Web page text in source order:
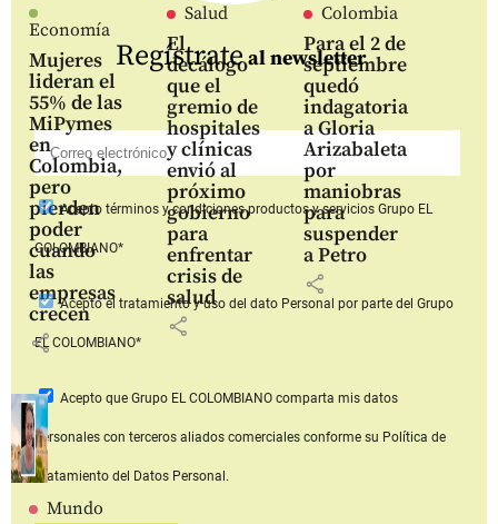
Economía
Mujeres
lideran el
55% de las
MiPymes
en
Colombia,
pero
pierden
poder
cuando
las
empresas
crecen
share
Salud
El
decálogo
que el
gremio de
hospitales
y clínicas
envió al
próximo
gobierno
para
enfrentar
crisis de
salud
share
Colombia
Para el 2 de
septiembre
quedó
indagatoria
a Gloria
Arizabaleta
por
maniobras
para
suspender
a Petro
share
Mundo
Regístrateal newsletter
Aceptotérminos y condiciones productos y serviciosGrupo EL
COLOMBIANO*
Aceptoel tratamiento y uso del dato Personal por parte del Grupo
EL COLOMBIANO*
Acepto que Grupo EL COLOMBIANOcomparta mis datos
personales con terceros aliados comerciales conforme su Política de
Tratamiento del Datos Personal.